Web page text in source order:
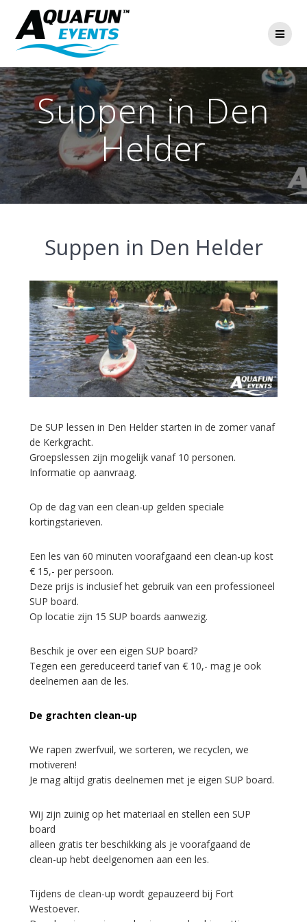
Suppen in Den
Helder
Suppen in Den Helder
De SUP lessen in Den Helder starten in de zomer vanaf
de Kerkgracht.
Groepslessen zijn mogelijk vanaf 10 personen.
Informatie op aanvraag.
Op de dag van een clean-up gelden speciale
kortingstarieven.
Een les van 60 minuten voorafgaand een clean-up kost
€ 15,- per persoon.
Deze prijs is inclusief het gebruik van een professioneel
SUP board.
Op locatie zijn 15 SUP boards aanwezig.
Beschik je over een eigen SUP board?
Tegen een gereduceerd tarief van € 10,- mag je ook
deelnemen aan de les.
De grachten clean-up
We rapen zwerfvuil, we sorteren, we recyclen, we
motiveren!
Je mag altijd gratis deelnemen met je eigen SUP board.
Wij zijn zuinig op het materiaal en stellen een SUP
board
alleen gratis ter beschikking als je voorafgaand de
clean-up hebt deelgenomen aan een les.
Tijdens de clean-up wordt gepauzeerd bij Fort
Westoever.